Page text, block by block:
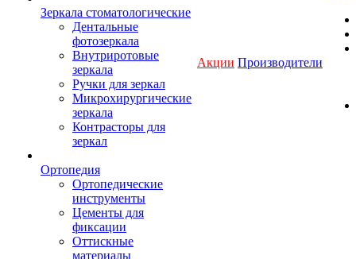
Зеркала стоматологические
Дентальные
фотозеркала
Внутриротовые
зеркала
Ручки для зеркал
Микрохирургические
зеркала
Контрасторы для
зеркал
Ортопедия
Ортопедические
инструменты
Цементы для
фиксации
Оттискные
материалы
Акции Производители